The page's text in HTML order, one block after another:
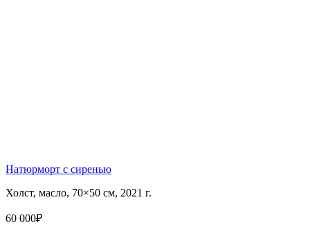
Натюрморт с сиренью
Холст, масло, 70×50 см, 2021 г.
60 000₽